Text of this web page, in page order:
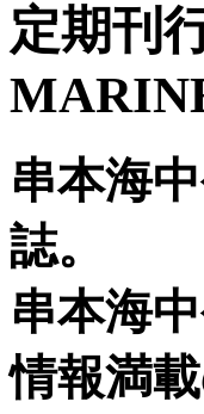
定期刊
串本海
誌。
串本海
情報満